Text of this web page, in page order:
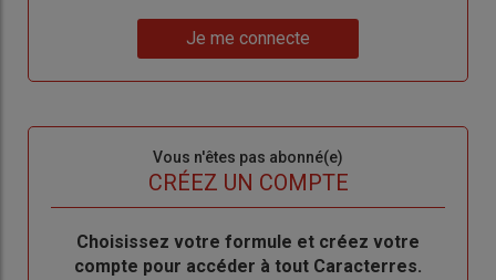
de
me
Je me connecte
Vous n'êtes pas abonné(e)
CRÉEZ UN COMPTE
BodyChoisissez votre formule et créez votre
compte pour accéder à tout Caracterres.